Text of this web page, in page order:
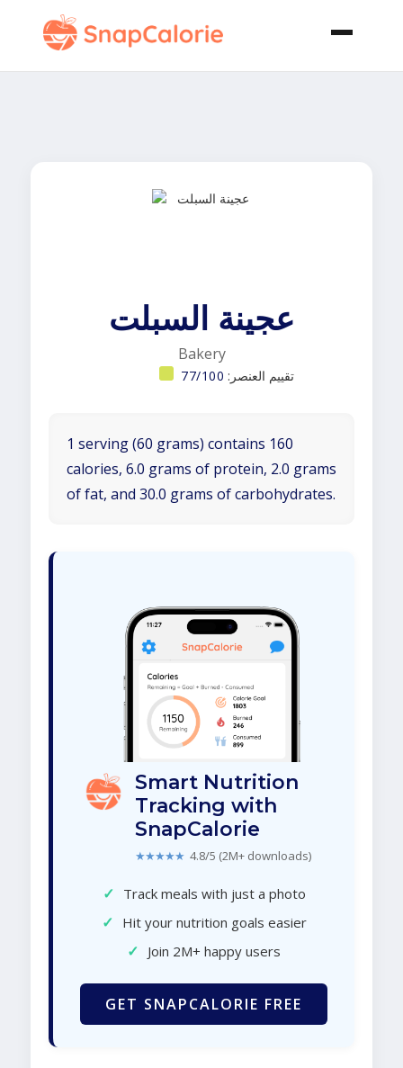
عجينة السبلت
Bakery
تقييم العنصر: 77/100
1 serving (60 grams) contains 160
calories, 6.0 grams of protein, 2.0 grams
of fat, and 30.0 grams of carbohydrates.
Smart Nutrition
Tracking with
SnapCalorie
★★★★★ 4.8/5 (2M+ downloads)
✓ Track meals with just a photo
✓ Hit your nutrition goals easier
✓ Join 2M+ happy users
GET SNAPCALORIE FREE